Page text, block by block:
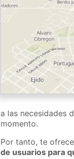
a las necesidades
momento.
Por tanto, te
de usuarios para